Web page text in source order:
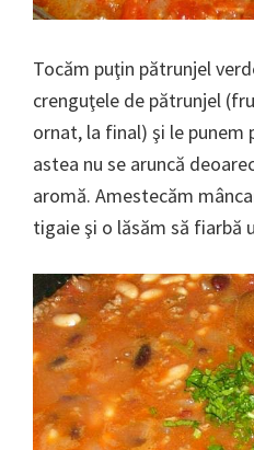
Tocăm puţin pătrunjel
crenguţele de pătrunjel
ornat, la final) şi le punem
astea nu se aruncă
aromă. Amestecăm
tigaie şi o lăsăm să fiarbă